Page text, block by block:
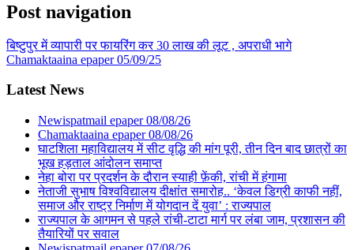
Post navigation
बिष्टुपुर में व्यापारी पर फायरिंग कर 30 लाख की लूट , अपराधी भागे
Chamaktaaina epaper 05/09/25
Latest News
Newispatmail epaper 08/08/26
Chamaktaaina epaper 08/08/26
घाटशिला महाविद्यालय में सीट वृद्धि की मांग पूरी, तीन दिन बाद छात्रों का
भूख हड़ताल आंदोलन समाप्त
नेहा बोरा पर प्रदर्शन के दौरान स्याही फ़ेंकी, रांची में हंगामा
नेताजी सुभाष विश्वविद्यालय दीक्षांत समारोह.. ‘केवल डिग्री काफी नहीं,
समाज और राष्ट्र निर्माण में योगदान दें युवा’ : राज्यपाल
राज्यपाल के आगमन से पहले रांची-टाटा मार्ग पर लंबा जाम, प्रशासन की
तैयारियों पर सवाल